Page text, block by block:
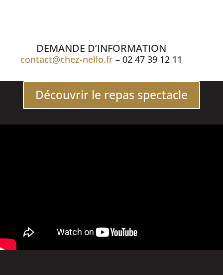
DEMANDE D’INFORMATION
contact@chez-nello.fr – 02 47 39 12 11
Découvrir le repas spectacle